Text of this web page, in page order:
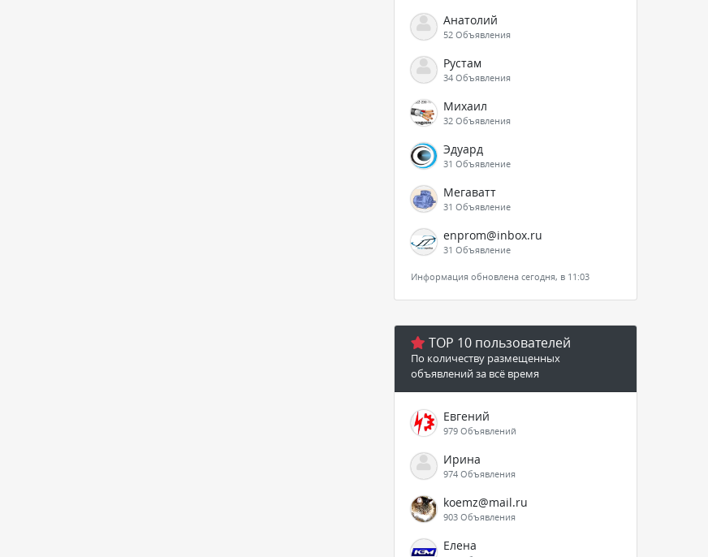
Анатолий
52 Объявления
Рустам
34 Объявления
Михаил
32 Объявления
Эдуард
31 Объявление
Мегаватт
31 Объявление
enprom@inbox.ru
31 Объявление
Информация обновлена сегодня, в 11:03
TOP 10 пользователей
По количеству размещенных
объявлений за всё время
Евгений
979 Объявлений
Ирина
974 Объявления
koemz@mail.ru
903 Объявления
Елена